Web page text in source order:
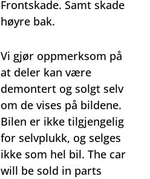
Frontskade. Samt skade
høyre bak.
Vi gjør oppmerksom på
at deler kan være
demontert og solgt selv
om de vises på bildene.
Bilen er ikke tilgjengelig
for selvplukk, og selges
ikke som hel bil. The car
will be sold in parts